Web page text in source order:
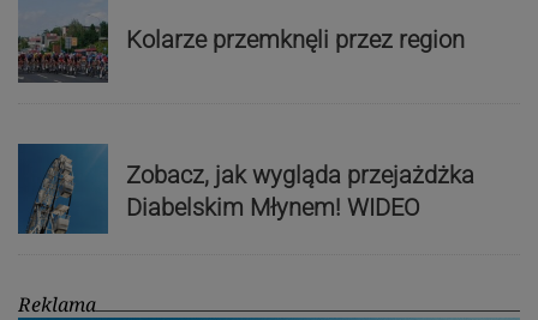
Kolarze przemknęli przez region
Zobacz, jak wygląda przejażdżka
Diabelskim Młynem! WIDEO
Reklama